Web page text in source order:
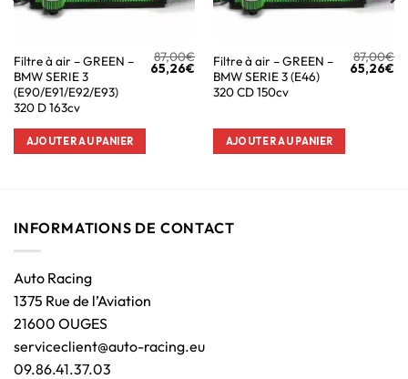
Filtre à air – GREEN –
BMW SERIE 3
(E90/E91/E92/E93)
320 D 163cv
87,00€
65,26€
AJOUTER AU PANIER
Filtre à air – GREEN –
BMW SERIE 3 (E46)
320 CD 150cv
87,00€
65,26€
AJOUTER AU PANIER
INFORMATIONS DE CONTACT
Auto Racing
1375 Rue de l’Aviation
21600 OUGES
serviceclient@auto-racing.eu
09.86.41.37.03